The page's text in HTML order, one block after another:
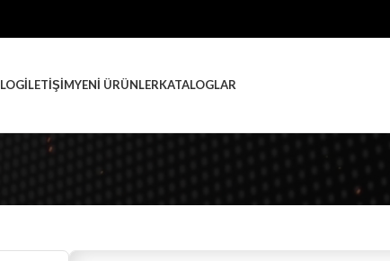
İLETIŞIMYENI ÜRÜNLERKATALOGLAR